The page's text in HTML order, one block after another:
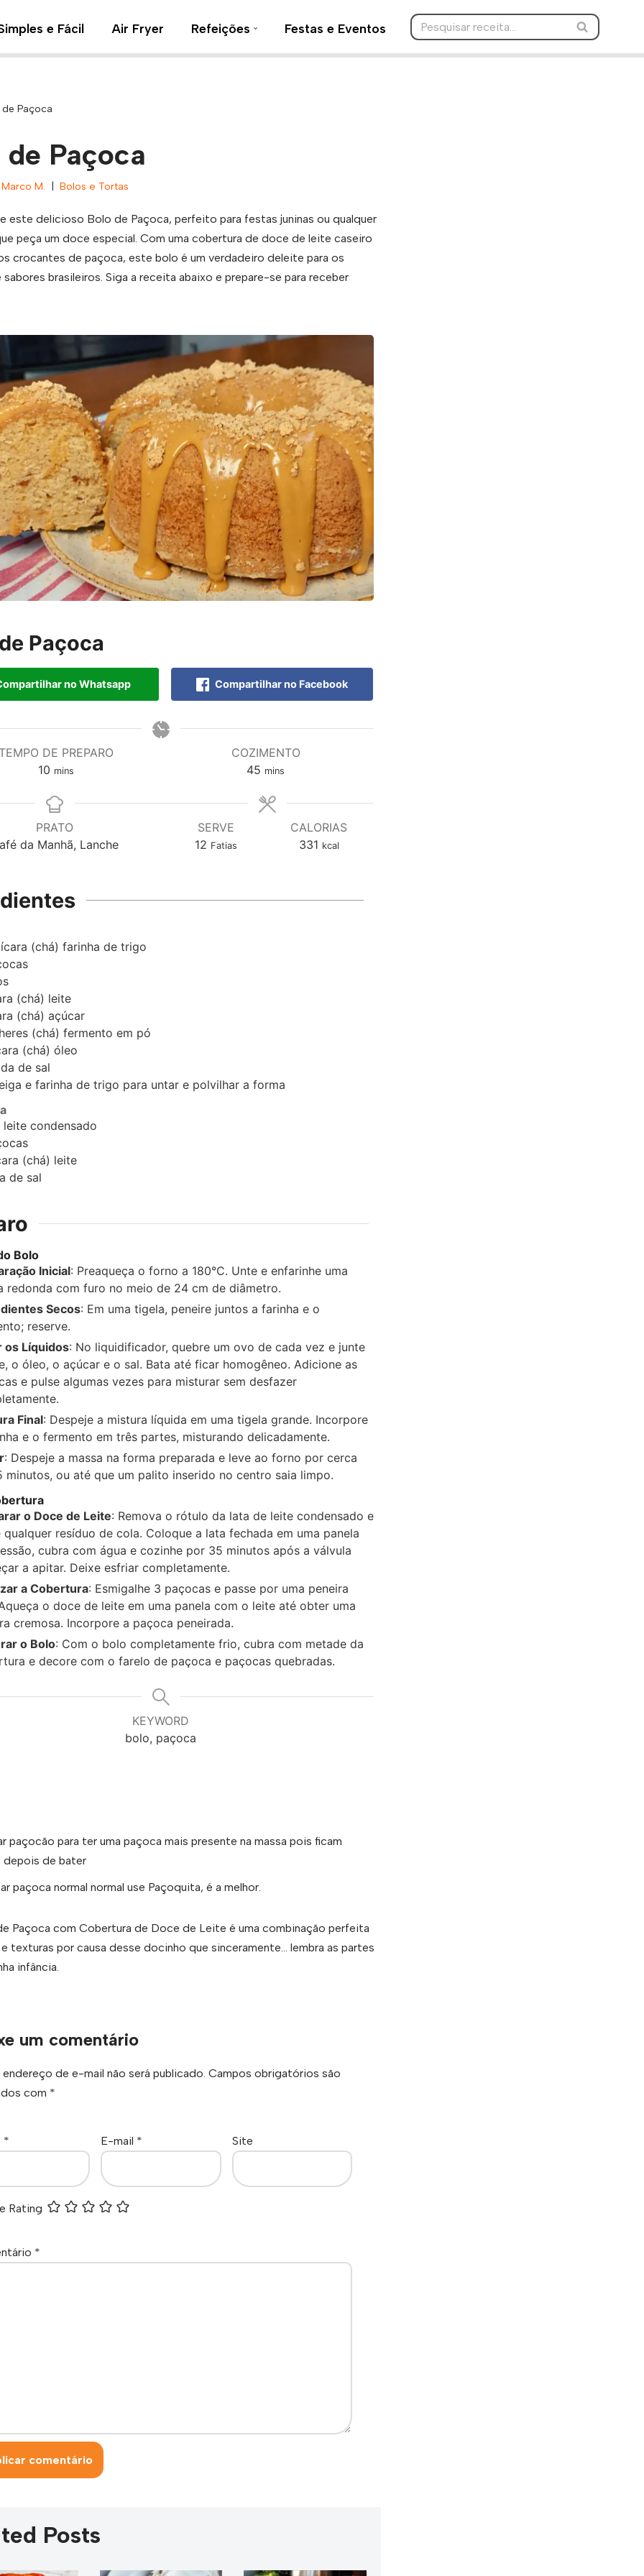
e Fácil Air Fryer Refeições Festas e Eventos
Paçoca
Paçoca
Marco M. Bolos e Tortas
este delicioso Bolo de Paçoca, perfeito para festas juninas ou qualquer
peça um doce especial. Com uma cobertura de doce de leite caseiro
crocantes de paçoca, este bolo é um verdadeiro deleite para os
sabores brasileiros. Siga a receita abaixo e prepare-se para receber
Paçoca
no Whatsapp Compartilhar no Facebook
DE PREPARO
10 mins
COZIMENTO
45 mins
PRATO
da Manhã, Lanche
SERVE
12 Fatias
CALORIAS
331 kcal
(chá) farinha de trigo
(chá) leite
(chá) açúcar
(chá) fermento em pó
(chá) óleo
de sal
e farinha de trigo para untar e polvilhar a forma
leite condensado
(chá) leite
de sal
Bolo
Inicial: Preaqueça o forno a 180°C. Unte e enfarinhe uma
redonda com furo no meio de 24 cm de diâmetro.
Secos: Em uma tigela, peneire juntos a farinha e o
reserve.
os Líquidos: No liquidificador, quebre um ovo de cada vez e junte
o óleo, o açúcar e o sal. Bata até ficar homogêneo. Adicione as
e pulse algumas vezes para misturar sem desfazer
Final: Despeje a mistura líquida em uma tigela grande. Incorpore
e o fermento em três partes, misturando delicadamente.
: Despeje a massa na forma preparada e leve ao forno por cerca
minutos, ou até que um palito inserido no centro saia limpo.
o Doce de Leite: Remova o rótulo da lata de leite condensado e
qualquer resíduo de cola. Coloque a lata fechada em uma panela
cubra com água e cozinhe por 35 minutos após a válvula
a apitar. Deixe esfriar completamente.
a Cobertura: Esmigalhe 3 paçocas e passe por uma peneira
o doce de leite em uma panela com o leite até obter uma
cremosa. Incorpore a paçoca peneirada.
o Bolo: Com o bolo completamente frio, cubra com metade da
e decore com o farelo de paçoca e paçocas quebradas.
KEYWORD
bolo, paçoca
paçocão para ter uma paçoca mais presente na massa pois ficam
depois de bater
paçoca normal normal use Paçoquita, é a melhor.
Paçoca com Cobertura de Doce de Leite é uma combinação perfeita
texturas por causa desse docinho que sinceramente… lembra as partes
infância.
um comentário
endereço de e-mail não será publicado. Campos obrigatórios são
com *
* E-mail * Site
Rating
*
Posts